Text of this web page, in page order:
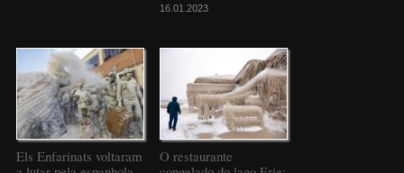
16.01.2023
Els Enfarinats voltaram
O restaurante